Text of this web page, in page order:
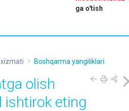
ga o'tish
Boshqarma yangiliklari
olish
ishtirok eting